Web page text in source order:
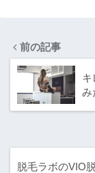
前の記事
キ
み
脱毛ラボのVIO